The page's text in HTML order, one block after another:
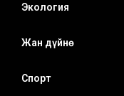
Экология
Жан дүйнө
Спорт